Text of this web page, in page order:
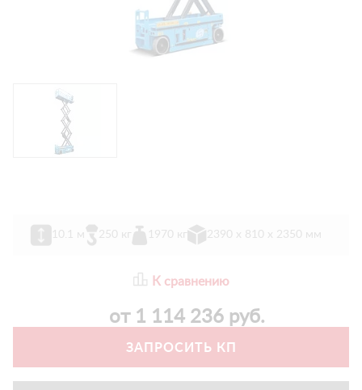
10.1 м 250 кг 1970 кг 2390 х 810 х 2350 мм
К сравнению
от 1 114 236 руб.
ЗАПРОСИТЬ КП